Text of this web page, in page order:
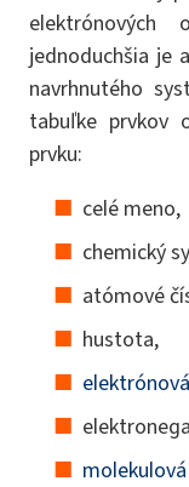
jednoduchšia je
navrhnutého
tabuľke prvkov
prvku:
celé meno,
chemický
atómové
hustota,